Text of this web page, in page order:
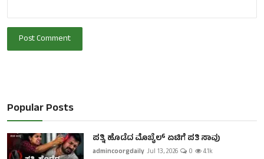
Post Comment
Popular Posts
ಪತ್ನಿ ಹೊಡೆದ ಮೊಬೈಲ್ ಏಟಿಗೆ ಪತಿ ಸಾವು
admincoorgdaily Jul 13, 2026 0 4.1k